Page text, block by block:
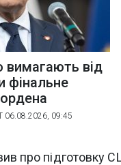
вимагають від
фінальне
06.08.2026, 09:45
про підготовку